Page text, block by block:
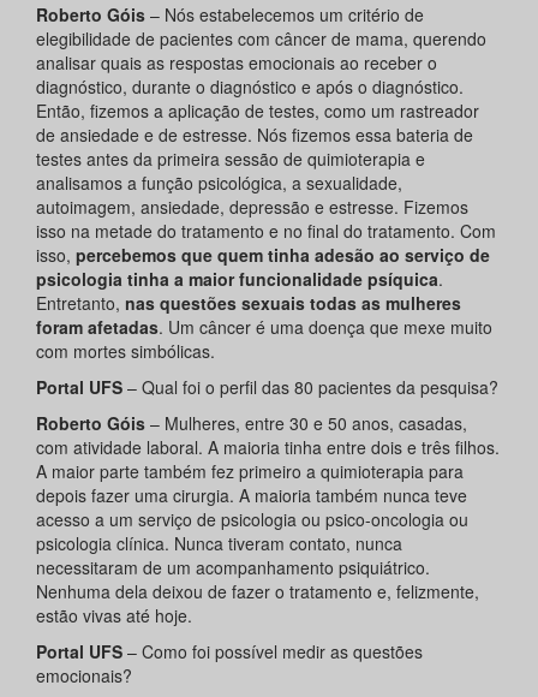
Roberto Góis – Nós estabelecemos um critério de
elegibilidade de pacientes com câncer de mama, querendo
analisar quais as respostas emocionais ao receber o
diagnóstico, durante o diagnóstico e após o diagnóstico.
Então, fizemos a aplicação de testes, como um rastreador
de ansiedade e de estresse. Nós fizemos essa bateria de
testes antes da primeira sessão de quimioterapia e
analisamos a função psicológica, a sexualidade,
autoimagem, ansiedade, depressão e estresse. Fizemos
isso na metade do tratamento e no final do tratamento. Com
isso, percebemos que quem tinha adesão ao serviço de
psicologia tinha a maior funcionalidade psíquica.
Entretanto, nas questões sexuais todas as mulheres
foram afetadas. Um câncer é uma doença que mexe muito
com mortes simbólicas.
Portal UFS – Qual foi o perfil das 80 pacientes da pesquisa?
Roberto Góis – Mulheres, entre 30 e 50 anos, casadas,
com atividade laboral. A maioria tinha entre dois e três filhos.
A maior parte também fez primeiro a quimioterapia para
depois fazer uma cirurgia. A maioria também nunca teve
acesso a um serviço de psicologia ou psico-oncologia ou
psicologia clínica. Nunca tiveram contato, nunca
necessitaram de um acompanhamento psiquiátrico.
Nenhuma dela deixou de fazer o tratamento e, felizmente,
estão vivas até hoje.
Portal UFS – Como foi possível medir as questões
emocionais?